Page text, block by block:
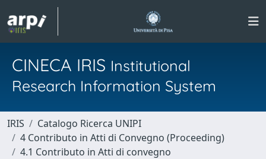
CINECA IRIS Institutional
Research Information System
IRIS
Catalogo Ricerca UNIPI
4 Contributo in Atti di Convegno (Proceeding)
4.1 Contributo in Atti di convegno